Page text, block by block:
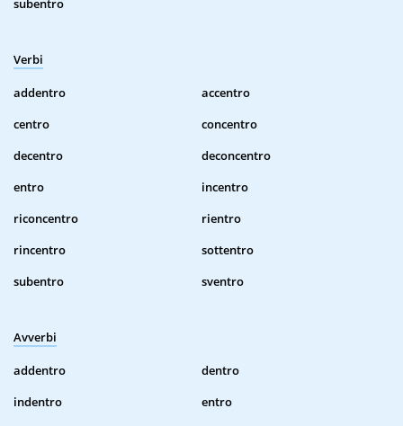
subentro
Verbi
addentro
accentro
centro
concentro
decentro
deconcentro
entro
incentro
riconcentro
rientro
rincentro
sottentro
subentro
sventro
Avverbi
addentro
dentro
indentro
entro